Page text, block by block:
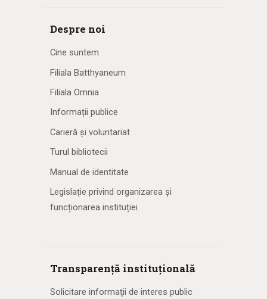
Despre noi
Cine suntem
Filiala Batthyaneum
Filiala Omnia
Informații publice
Carieră și voluntariat
Turul bibliotecii
Manual de identitate
Legislație privind organizarea și
funcționarea instituției
Transparență instituțională
Solicitare informaţii de interes public